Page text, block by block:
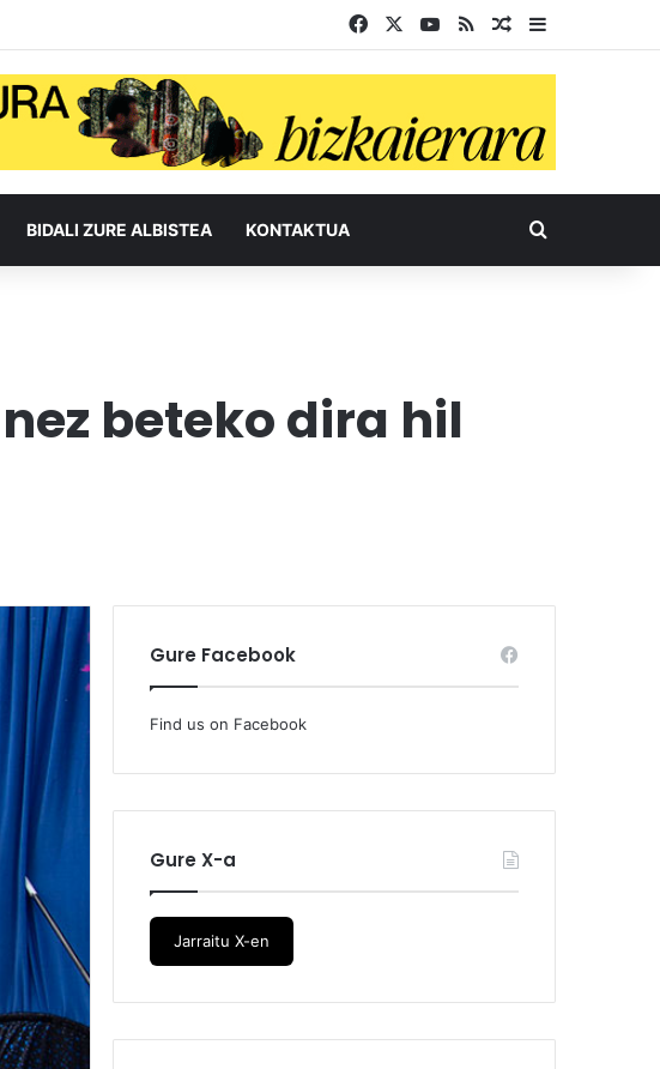
Facebook YouTube
RSS Ausazko
BIDALI ZURE ALBISTEA KONTAKTUA Bilatu
beteko dira hil
Gure Facebook
Find us on Facebook
Gure X-a
Jarraitu X-en